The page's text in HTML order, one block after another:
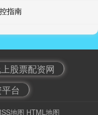
指南
股票配资网
台
地图 HTML地图